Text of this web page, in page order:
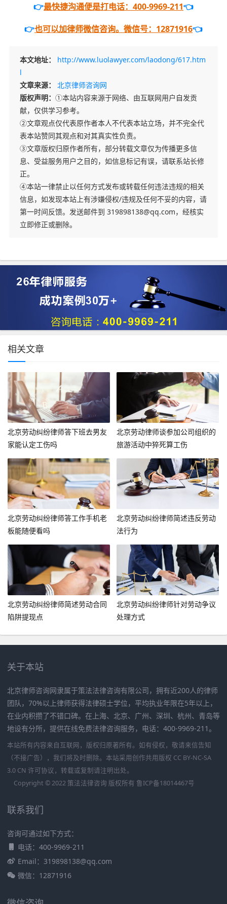
👉最快捷沟通便是打电话：400-9969-211👈
👉也可以加律师微信咨询。微信号：12871916👈
本文地址：
http://www.luolawyer.com/laodong/617.htm
l
文章来源：
北京律师咨询网
版权声明： ①本站内容来源于网络、由互联网用户自发贡
献，仅供学习参考。
②文章观点仅代表原作者本人不代表本站立场，并不完全代
表本站赞同其观点和对其真实性负责。
③文章版权归原作者所有，部分转载文章仅为传播更多信
息、受益服务用户之目的，如信息标记有误，请联系站长修
正。
④本站一律禁止以任何方式发布或转载任何违法违规的相关
信息，如发现本站上有涉嫌侵权/违规及任何不妥的内容，请
第一时间反馈。发送邮件到 319898138@qq.com，经核实
立即修正或删除。
相关文章
北京劳动纠纷律师答下班去男友
家能认定工伤吗
北京劳动律师谈参加公司组织的
旅游活动中猝死算工伤
北京劳动纠纷律师答工作手机老
板能随便看吗
北京劳动纠纷律师简述违反劳动
法行为
北京劳动纠纷律师简述劳动合同
陷阱提现点
北京劳动纠纷律师针对劳动争议
处理方式
关于本站
北京律师咨询网隶属于策法法律咨询有限公司，拥有近200人的律师
团队，70%以上律师获得法律硕士学位，平均执业年限在5年以上，
在业内积攒了不错口碑。在上海、北京、广州、深圳、杭州、青岛等
地设有分所，提供在线免费法律咨询服务，电话：400-9969-211。
本站所有内容来自互联网，版权归原著所有。如有侵权，敬请来信告知
（不接广告），我们将及时删除。本站采用创作共用版权 CC BY-NC-SA
3.0 CN 许可协议，转载或复制请注明出处。
Copyright © 2022 策法法律咨询 版权所有 鲁ICP备18014467号
联系我们
咨询可通过如下方式：
电话：400-9969-211
Email：319898138@qq.com
微信：12871916